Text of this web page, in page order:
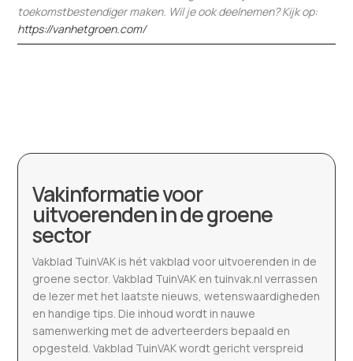
toekomstbestendiger maken. Wil je ook deelnemen? Kijk op:
https://vanhetgroen.com/
Vakinformatie voor
uitvoerenden in de groene
sector
Vakblad TuinVAK is hét vakblad voor uitvoerenden in de
groene sector. Vakblad TuinVAK en tuinvak.nl verrassen
de lezer met het laatste nieuws, wetenswaardigheden
en handige tips. Die inhoud wordt in nauwe
samenwerking met de adverteerders bepaald en
opgesteld. Vakblad TuinVAK wordt gericht verspreid